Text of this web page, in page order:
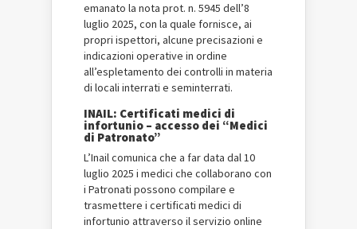
emanato la nota prot. n. 5945 dell’8
luglio 2025, con la quale fornisce, ai
propri ispettori, alcune precisazioni e
indicazioni operative in ordine
all’espletamento dei controlli in materia
di locali interrati e seminterrati.
INAIL: Certificati medici di
infortunio – accesso dei “Medici
di Patronato”
L’Inail comunica che a far data dal 10
luglio 2025 i medici che collaborano con
i Patronati possono compilare e
trasmettere i certificati medici di
infortunio attraverso il servizio online